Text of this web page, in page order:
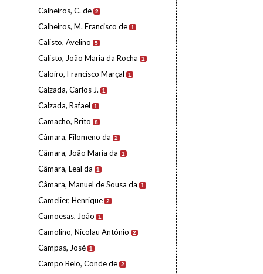
Calheiros, C. de 2
Calheiros, M. Francisco de 1
Calisto, Avelino 5
Calisto, João Maria da Rocha 1
Caloiro, Francisco Marçal 1
Calzada, Carlos J. 1
Calzada, Rafael 1
Camacho, Brito 8
Câmara, Filomeno da 2
Câmara, João Maria da 1
Câmara, Leal da 1
Câmara, Manuel de Sousa da 1
Camelier, Henrique 2
Camoesas, João 1
Camolino, Nicolau António 2
Campas, José 1
Campo Belo, Conde de 2